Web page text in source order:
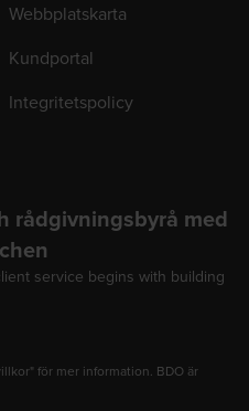
Webbplatskarta
Kundportal
Integritetspolicy
rådgivningsbyrå med
service begins with building
tab
för mer information. BDO är